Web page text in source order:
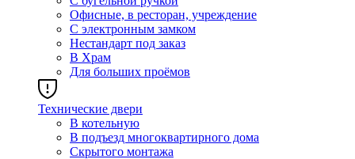
Офисные, в ресторан, учреждение
С электронным замком
Нестандарт под заказ
В Храм
Для больших проёмов
Технические двери
В котельную
В подъезд многоквартирного дома
Скрытого монтажа